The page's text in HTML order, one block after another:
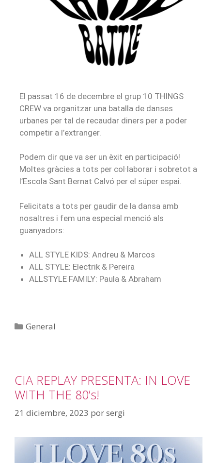
El passat 16 de decembre el grup 10 THINGS
CREW va organitzar una batalla de danses
urbanes per tal de recaudar diners per a poder
competir a l’extranger.
Podem dir que va ser un èxit en participació!
Moltes gràcies a tots per col·laborar i sobretot a
l’Escola Sant Bernat Calvó per el súper espai.
Felicitats a tots per gaudir de la dansa amb
nosaltres i fem una especial menció als
guanyadors:
ALL STYLE KIDS: Andreu & Marcos
ALL STYLE: Electrik & Pereira
ALLSTYLE FAMILY: Paula & Abraham
General
CIA REPLAY PRESENTA: IN LOVE
WITH THE 80’s!
21 diciembre, 2023 porsergi